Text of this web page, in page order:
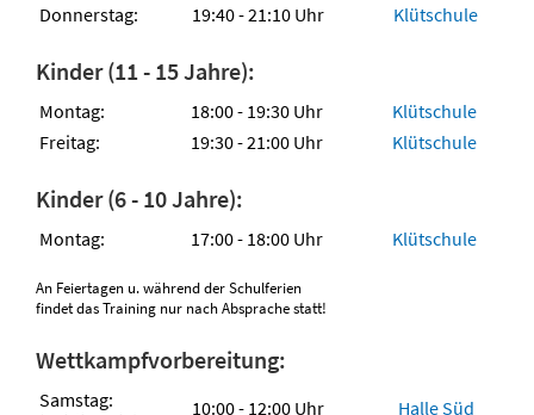
Donnerstag:
19:40 - 21:10 Uhr Klütschule
Kinder (11 - 15 Jahre):
Montag: 18:00 - 19:30 Uhr
Klütschule
Freitag:
19:30 - 21:00 Uhr Klütschule
Kinder (6 - 10 Jahre):
Montag: 17:00 - 18:00 Uhr Klütschule
An Feiertagen u. während der Schulferien
findet das Training nur nach Absprache statt!
Wettkampfvorbereitung:
Samstag: 10:00 - 12:00 Uhr Halle Süd